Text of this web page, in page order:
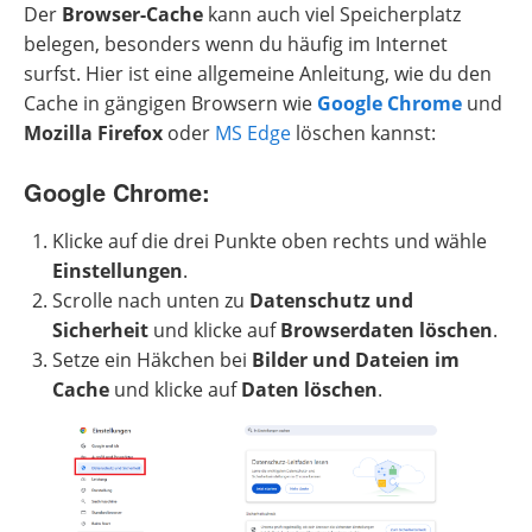
Der Browser-Cache kann auch viel Speicherplatz
belegen, besonders wenn du häufig im Internet
surfst. Hier ist eine allgemeine Anleitung, wie du den
Cache in gängigen Browsern wie Google Chrome und
Mozilla Firefox oder MS Edge löschen kannst:
Google Chrome:
Klicke auf die drei Punkte oben rechts und wähle
Einstellungen.
Scrolle nach unten zu Datenschutz und
Sicherheit und klicke aufBrowserdaten löschen.
Setze ein Häkchen bei Bilder und Dateien im
Cache und klicke aufDaten löschen.